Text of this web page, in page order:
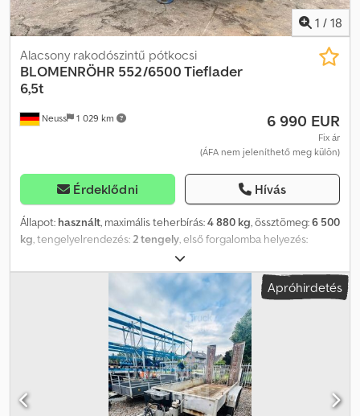
1 / 18
Neuss 1 029 km
Alacsony rakodószintű pótkocsi
BLOMENRÖHR 552/6500 Tieflader
6,5t
6 990 EUR
Fix ár
(ÁFA nem jeleníthető meg külön)
Érdeklődni Hívás
Állapot: használt, maximális teherbírás:4 880 kg, össztömeg:6 500
kg, tengelyelrendezés:2 tengely, első forgalomba helyezés:
4 580 mm, rakodótér szélesség:
mm, teljes szélesség:2 870 mm, Blomenröhr mélynyomású
pótkocsi, 552/6500 típus, széria kivitelben, felhajtórámpákkal,
hátsó támaszokkal, sűrített levegős fékrendszerrel, első
tárolódobozzal, friss műszaki vizsgával (TÜV), jó és azonnal
használatra kész állapotban. Dwodpfx Aoxtcl Hsldsa
Apróhirdetés